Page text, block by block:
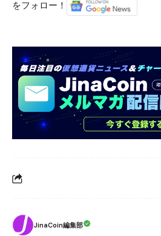
をフォロー！
JinaCoin編集部